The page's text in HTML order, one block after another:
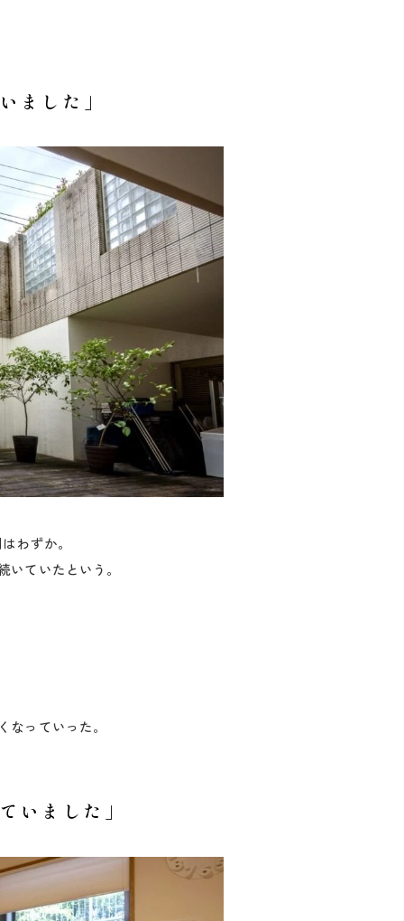
ました」
わずか。
ていたという。
っていった。
いました」